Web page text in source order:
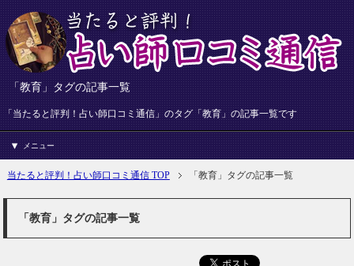
「教育」タグの記事一覧
「当たると評判！占い師口コミ通信」のタグ「教育」の記事一覧です
メニュー
当たると評判！占い師口コミ通信 TOP 「教育」タグの記事一覧
「教育」タグの記事一覧